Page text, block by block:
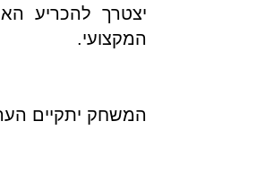
יצטרך להכריע
המקצועי.
המשחק יתקיים הערב בשעה 21:45